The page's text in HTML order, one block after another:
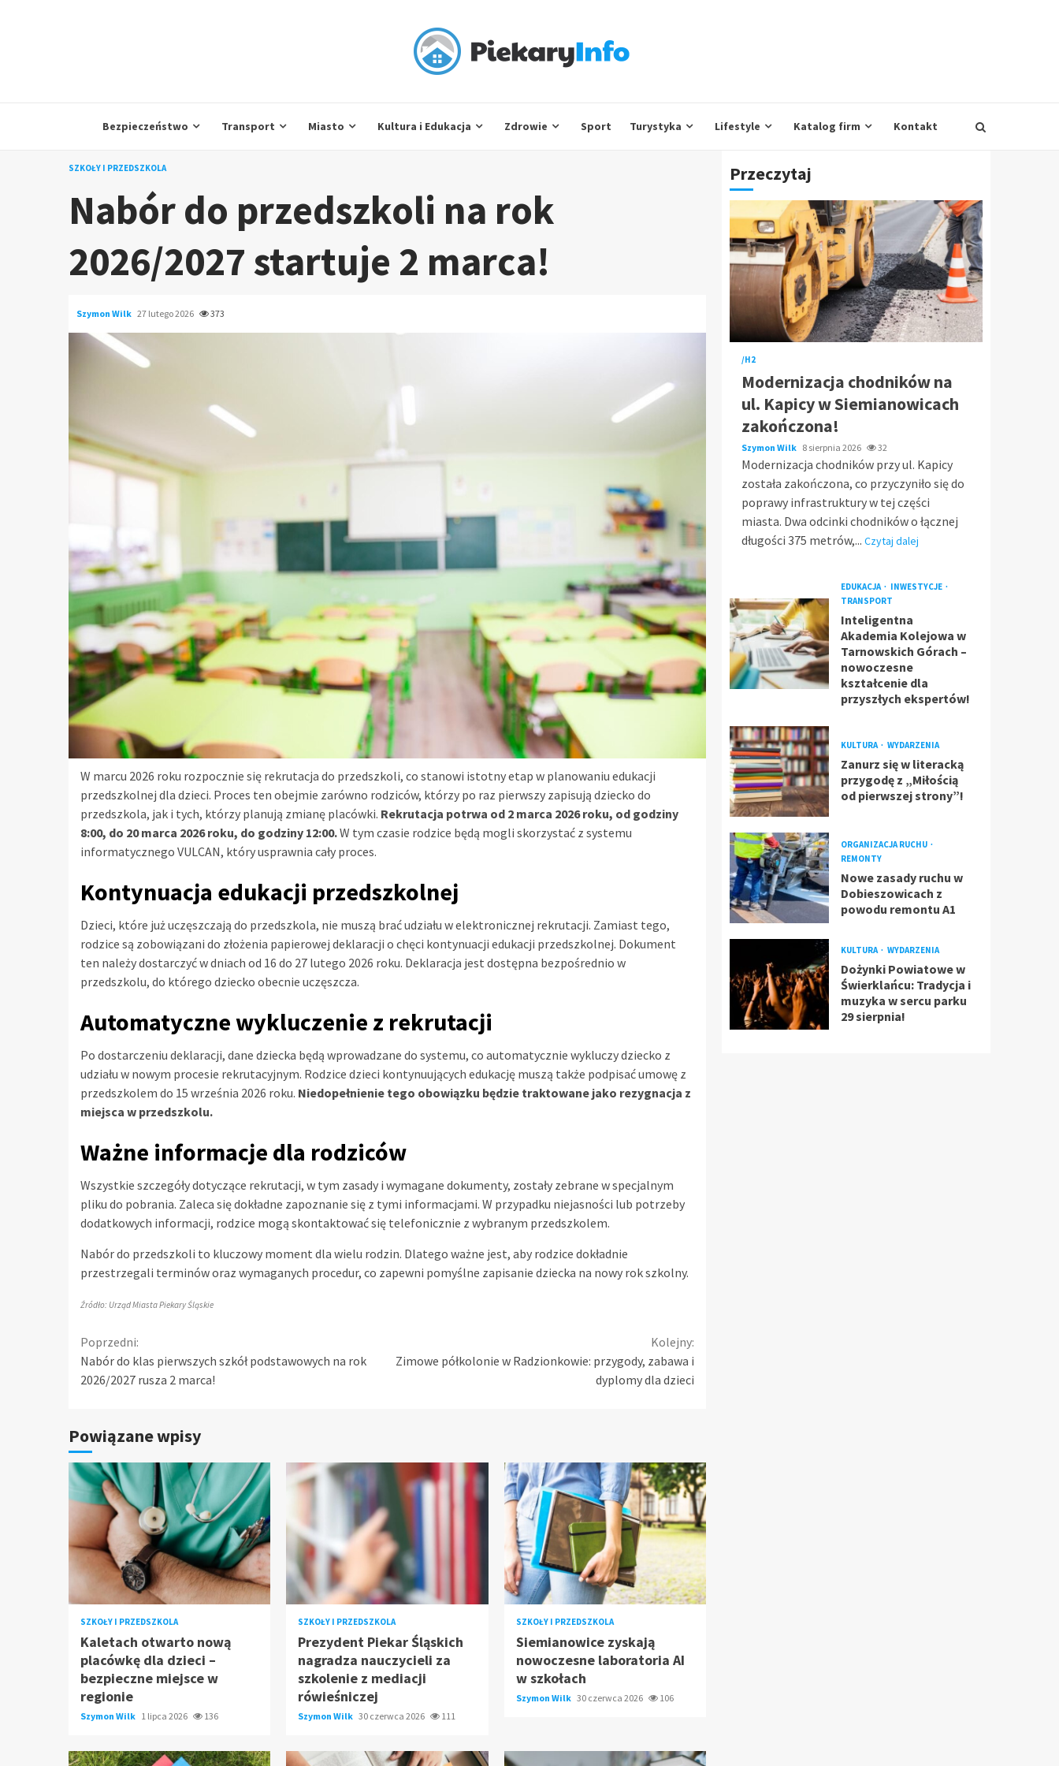
Bezpieczeństwo Transport Miasto Kultura i Edukacja Zdrowie Sport Turystyka Lifestyle Katalog firm Kontakt
SZKOŁY I PRZEDSZKOLA
Nabór do przedszkoli na rok
2026/2027 startuje 2 marca!
Szymon Wilk 27 lutego 2026 373
W marcu 2026 roku rozpocznie się rekrutacja do przedszkoli, co stanowi istotny etap w planowaniu edukacji
przedszkolnej dla dzieci. Proces ten obejmie zarówno rodziców, którzy po raz pierwszy zapisują dziecko do
przedszkola, jak i tych, którzy planują zmianę placówki. Rekrutacja potrwa od 2 marca 2026 roku, od godziny
8:00, do 20 marca 2026 roku, do godziny 12:00.W tym czasie rodzice będą mogli skorzystać z systemu
informatycznego VULCAN, który usprawnia cały proces.
Kontynuacja edukacji przedszkolnej
Dzieci, które już uczęszczają do przedszkola, nie muszą brać udziału w elektronicznej rekrutacji. Zamiast tego,
rodzice są zobowiązani do złożenia papierowej deklaracji o chęci kontynuacji edukacji przedszkolnej. Dokument
ten należy dostarczyć w dniach od 16 do 27 lutego 2026 roku. Deklaracja jest dostępna bezpośrednio w
przedszkolu, do którego dziecko obecnie uczęszcza.
Automatyczne wykluczenie z rekrutacji
Po dostarczeniu deklaracji, dane dziecka będą wprowadzane do systemu, co automatycznie wykluczy dziecko z
udziału w nowym procesie rekrutacyjnym. Rodzice dzieci kontynuujących edukację muszą także podpisać umowę z
przedszkolem do 15 września 2026 roku. Niedopełnienie tego obowiązku będzie traktowane jako rezygnacja z
miejsca w przedszkolu.
Ważne informacje dla rodziców
Wszystkie szczegóły dotyczące rekrutacji, w tym zasady i wymagane dokumenty, zostały zebrane w specjalnym
pliku do pobrania. Zaleca się dokładne zapoznanie się z tymi informacjami. W przypadku niejasności lub potrzeby
dodatkowych informacji, rodzice mogą skontaktować się telefonicznie z wybranym przedszkolem.
Nabór do przedszkoli to kluczowy moment dla wielu rodzin. Dlatego ważne jest, aby rodzice dokładnie
przestrzegali terminów oraz wymaganych procedur, co zapewni pomyślne zapisanie dziecka na nowy rok szkolny.
Źródło: Urząd Miasta Piekary Śląskie
Continue
Reading
Poprzedni:
Nabór do klas pierwszych szkół podstawowych na rok
2026/2027 rusza 2 marca!
Kolejny:
Zimowe półkolonie w Radzionkowie: przygody, zabawa i
dyplomy dla dzieci
Powiązane wpisy
SZKOŁY I PRZEDSZKOLA
Kaletach otwarto nową
placówkę dla dzieci –
bezpieczne miejsce w
regionie
Szymon Wilk 1 lipca 2026 136
SZKOŁY I PRZEDSZKOLA
Prezydent Piekar Śląskich
nagradza nauczycieli za
szkolenie z mediacji
rówieśniczej
Szymon Wilk 30 czerwca 2026 111
SZKOŁY I PRZEDSZKOLA
Siemianowice zyskają
nowoczesne laboratoria AI
w szkołach
Szymon Wilk 30 czerwca 2026 106
Przeczytaj
/H2
Modernizacja chodników na
ul. Kapicy w Siemianowicach
zakończona!
Szymon Wilk 8 sierpnia 2026 32
Modernizacja chodników przy ul. Kapicy
została zakończona, co przyczyniło się do
poprawy infrastruktury w tej części
miasta. Dwa odcinki chodników o łącznej
długości 375 metrów,... Czytaj dalej
EDUKACJA
INWESTYCJE
TRANSPORT
Inteligentna
Akademia Kolejowa w
Tarnowskich Górach –
nowoczesne
kształcenie dla
przyszłych ekspertów!
KULTURA WYDARZENIA
Zanurz się w literacką
przygodę z „Miłością
od pierwszej strony”!
ORGANIZACJA RUCHU
REMONTY
Nowe zasady ruchu w
Dobieszowicach z
powodu remontu A1
KULTURA WYDARZENIA
Dożynki Powiatowe w
Świerklańcu: Tradycja i
muzyka w sercu parku
29 sierpnia!